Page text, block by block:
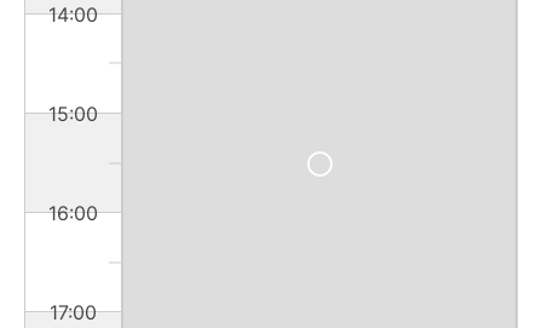
14:00
15:00
16:00
17:00